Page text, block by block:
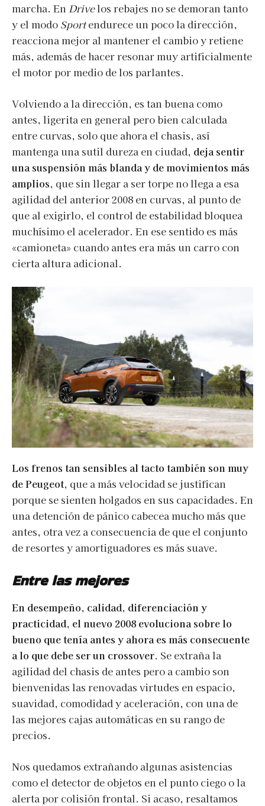
marcha. En Drivelos rebajes no se demoran tanto
y el modo Sportendurece un poco la dirección,
reacciona mejor al mantener el cambio y retiene
más, además de hacer resonar muy artificialmente
el motor por medio de los parlantes.
Volviendo a la dirección, es tan buena como
antes, ligerita en general pero bien calculada
entre curvas, solo que ahora el chasis, así
mantenga una sutil dureza en ciudad, deja sentir
una suspensión más blanda y de movimientos más
amplios, que sin llegar a ser torpe no llega a esa
agilidad del anterior 2008 en curvas, al punto de
que al exigirlo, el control de estabilidad bloquea
muchísimo el acelerador. En ese sentido es más
«camioneta» cuando antes era más un carro con
cierta altura adicional.
Los frenos tan sensibles al tacto también son muy
de Peugeot, que a más velocidad se justifican
porque se sienten holgados en sus capacidades. En
una detención de pánico cabecea mucho más que
antes, otra vez a consecuencia de que el conjunto
de resortes y amortiguadores es más suave.
Entre las mejores
En desempeño, calidad, diferenciación y
practicidad, el nuevo 2008 evoluciona sobre lo
bueno que tenía antes y ahora es más consecuente
a lo que debe ser un crossover. Se extraña la
agilidad del chasis de antes pero a cambio son
bienvenidas las renovadas virtudes en espacio,
suavidad, comodidad y aceleración, con una de
las mejores cajas automáticas en su rango de
precios.
Nos quedamos extrañando algunas asistencias
como el detector de objetos en el punto ciego o la
alerta por colisión frontal. Si acaso, resaltamos